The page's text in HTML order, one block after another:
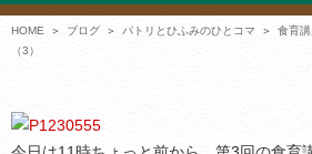
HOME ブログ パトリとひふみのひとコマ
食育
（3）